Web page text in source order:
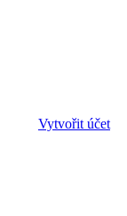
Vytvořit účet